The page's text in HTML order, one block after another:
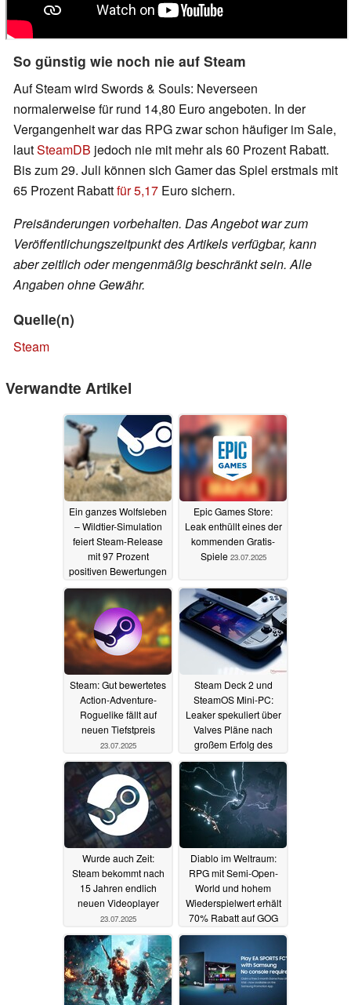
So günstig wie noch nie auf Steam
Auf Steam wird Swords & Souls: Neverseen
normalerweise für rund 14,80 Euro angeboten. In der
Vergangenheit war das RPG zwar schon häufiger im Sale,
lautSteamDB jedoch nie mit mehr als 60 Prozent Rabatt.
Bis zum 29. Juli können sich Gamer das Spiel erstmals mit
65 Prozent Rabattfür 5,17 Euro sichern.
Preisänderungen vorbehalten. Das Angebot war zum
Veröffentlichungszeitpunkt des Artikels verfügbar, kann
aber zeitlich oder mengenmäßig beschränkt sein. Alle
Angaben ohne Gewähr.
Quelle(n)
Steam
Verwandte Artikel
Ein ganzes Wolfsleben
– Wildtier-Simulation
feiert Steam-Release
mit 97 Prozent
positiven Bewertungen
und #1 auf SteamDB
24.07.2025
Epic Games Store:
Leak enthüllt eines der
kommenden Gratis-
Spiele 23.07.2025
Steam: Gut bewertetes
Action-Adventure-
Roguelike fällt auf
neuen Tiefstpreis
23.07.2025
Steam Deck 2 und
SteamOS Mini-PC:
Leaker spekuliert über
Valves Pläne nach
großem Erfolg des
Steam Deck23.07.2025
Wurde auch Zeit:
Steam bekommt nach
15 Jahren endlich
neuen Videoplayer
23.07.2025
Diablo im Weltraum:
RPG mit Semi-Open-
World und hohem
Wiederspielwert erhält
70% Rabatt auf GOG
22.07.2025